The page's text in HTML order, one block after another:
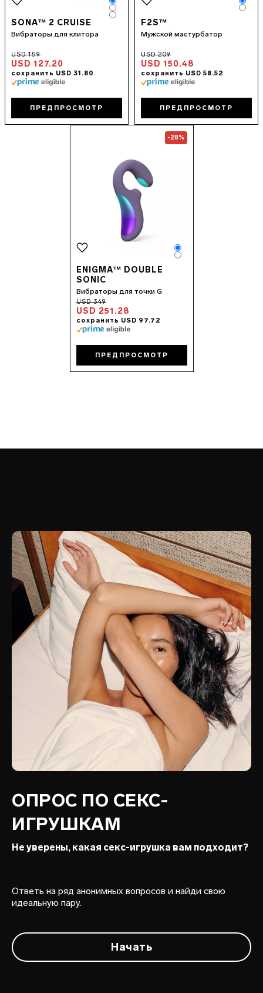
SONA™ 2 CRUISE
Вибраторы для клитора
USD 127.20
Color
Color
Color
ПРЕДПРОСМОТР
F2S™
Мужской мастурбатор
USD 150.48
ПРЕДПРОСМОТР
Go to theENIGMA™ Double
-28%
ENIGMA™ DOUBLE
SONIC
Вибраторы для точки G
USD 251.28
Color
Color
ПРЕДПРОСМОТР
ОПРОС ПО СЕКС-
ИГРУШКАМ
Не уверены, какая секс-игрушка вам подходит?
Ответь на ряд анонимных вопросов и найди свою
идеальную пару.